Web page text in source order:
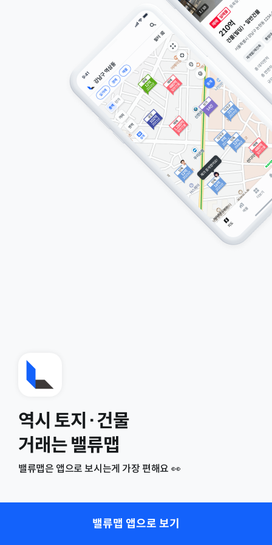
역시 토지·건물
거래는 밸류맵
밸류맵은 앱으로 보시는게 가장 편해요 👀
밸류맵 앱으로 보기